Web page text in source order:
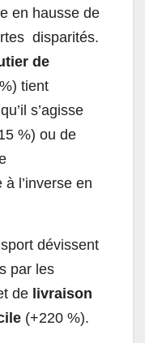
en hausse de
disparités.
de
tient
s’agisse
%) ou de
à l’inverse en
dévissent
par les
de livraison
(+220 %).